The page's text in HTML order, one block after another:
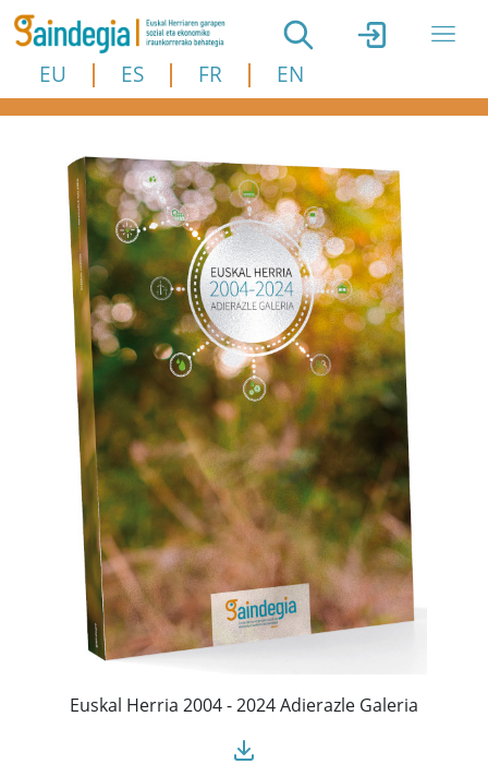
Skip to main content
EU ES FR EN
Euskal Herria 2004 - 2024 Adierazle Galeria